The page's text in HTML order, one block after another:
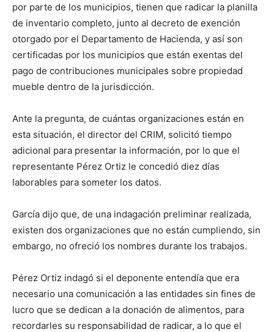
por parte de los municipios, tienen que radicar la planilla
de inventario completo, junto al decreto de exención
otorgado por el Departamento de Hacienda, y así son
certificadas por los municipios que están exentas del
pago de contribuciones municipales sobre propiedad
mueble dentro de la jurisdicción.
Ante la pregunta, de cuántas organizaciones están en
esta situación, el director del CRIM, solicitó tiempo
adicional para presentar la información, por lo que el
representante Pérez Ortiz le concedió diez días
laborables para someter los datos.
García dijo que, de una indagación preliminar realizada,
existen dos organizaciones que no están cumpliendo, sin
embargo, no ofreció los nombres durante los trabajos.
Pérez Ortiz indagó si el deponente entendía que era
necesario una comunicación a las entidades sin fines de
lucro que se dedican a la donación de alimentos, para
recordarles su responsabilidad de radicar, a lo que el